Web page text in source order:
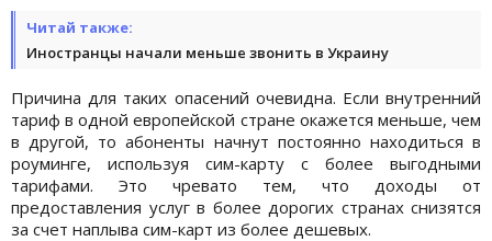
Читай также:
Иностранцы начали меньше звонить в Украину
Причина для таких опасений очевидна. Если внутренний
тариф в одной европейской стране окажется меньше, чем
в другой, то абоненты начнут постоянно находиться в
роуминге, используя сим-карту с более выгодными
тарифами. Это чревато тем, что доходы от
предоставления услуг в более дорогих странах снизятся
за счет наплыва сим-карт из более дешевых.